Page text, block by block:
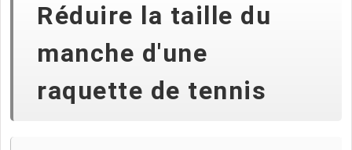
Réduire la taille du
manche d'une
raquette de tennis